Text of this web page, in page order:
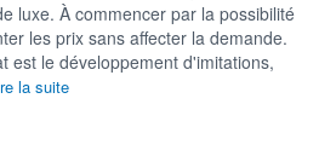
luxe. À commencer par la possibilité
les prix sans affecter la demande.
est le développement d'imitations,
la suite